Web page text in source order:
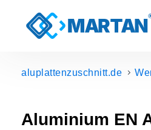
aluplattenzuschnitt.de
Aluminium EN